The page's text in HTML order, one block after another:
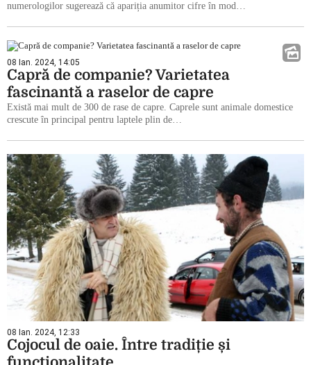
numerologilor sugerează că apariția anumitor cifre în mod…
08 Ian. 2024, 14:05
Capră de companie? Varietatea
fascinantă a raselor de capre
Există mai mult de 300 de rase de capre. Caprele sunt animale domestice
crescute în principal pentru laptele plin de…
08 Ian. 2024, 12:33
Cojocul de oaie. Între tradiție și